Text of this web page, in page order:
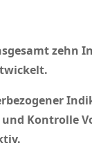
zehn
Kontrolle